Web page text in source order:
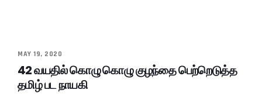
MAY 19, 2020
42 வயதில் கொழு கொழு குழந்தை பெற்றெடுத்த
தமிழ் பட நாயகி